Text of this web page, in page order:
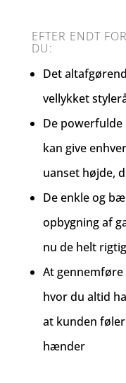
EFTER ENDT
DU:
Det
vellykket
De powerfulde
kan give
uanset højde,
De enkle og
opbygning af
nu de helt
At gennemføre
hvor du altid
at kunden
hænder